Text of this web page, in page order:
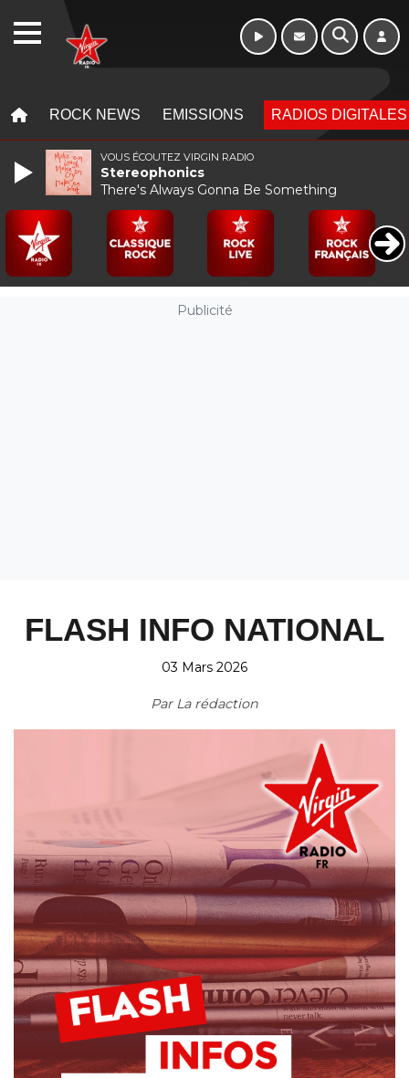
ROCK NEWS EMISSIONS RADIOS DIGITALES
Publicité
FLASH INFO NATIONAL
03 Mars 2026
Par La rédaction
VOUS ÉCOUTEZ VIRGIN RADIO
Stereophonics
There's Always Gonna Be Something
WEBRADIO